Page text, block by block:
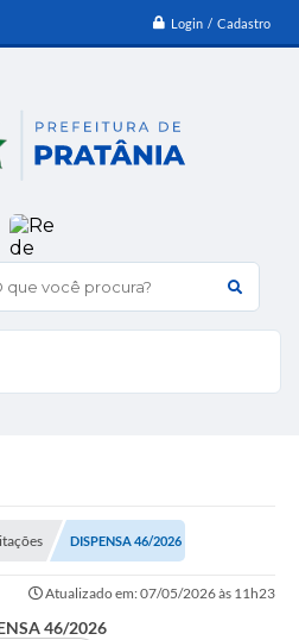
Login / Cadastro
DISPENSA 46/2026
Atualizado em: 07/05/2026 às 11h23
46/2026